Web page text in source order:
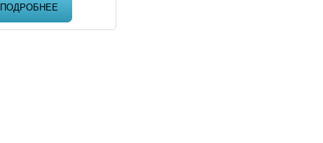
ПОДРОБНЕЕ